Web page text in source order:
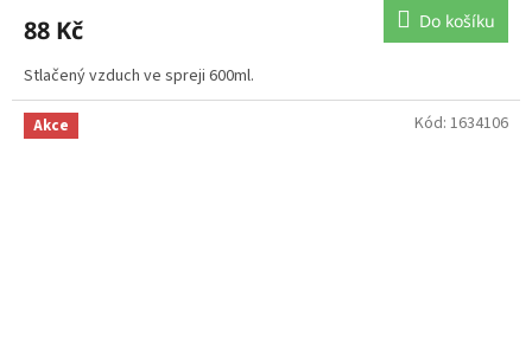
88 Kč Do košíku
Stlačený vzduch ve spreji 600ml.
Akce Kód: 1634106